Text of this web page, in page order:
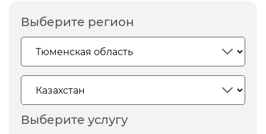
Выберите регион
Выберите услугу